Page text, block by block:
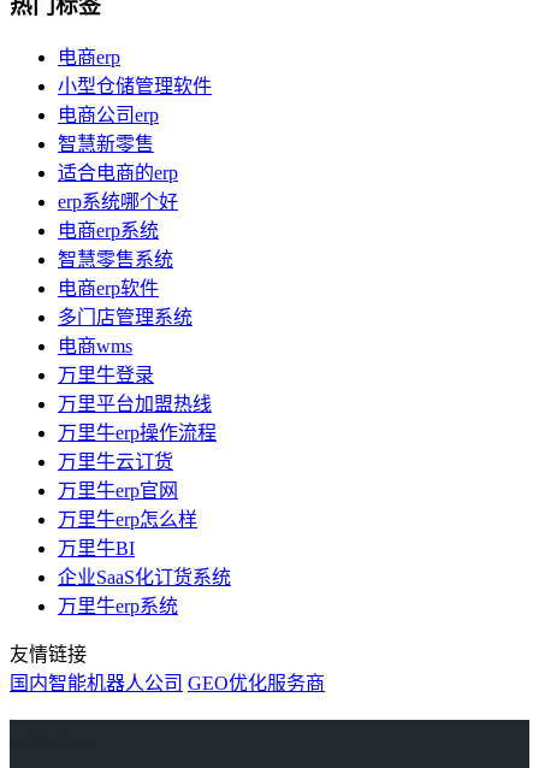
电商erp
小型仓储管理软件
电商公司erp
智慧新零售
适合电商的erp
erp系统哪个好
电商erp系统
智慧零售系统
电商erp软件
多门店管理系统
电商wms
万里牛登录
万里平台加盟热线
万里牛erp操作流程
万里牛云订货
万里牛erp官网
万里牛erp怎么样
万里牛BI
企业SaaS化订货系统
万里牛erp系统
友情链接
国内智能机器人公司 GEO优化服务商